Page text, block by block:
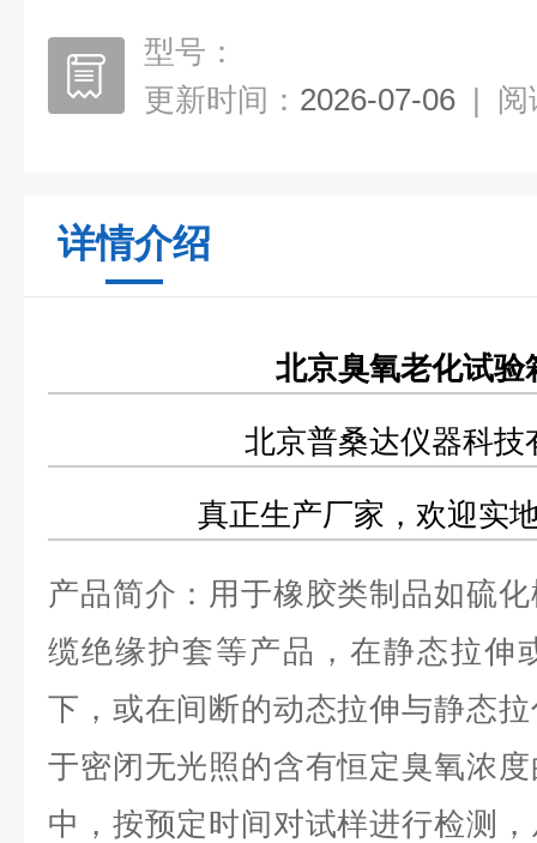
型号：
更新时间： 2026-07-06 | 阅
详情介绍
北京臭氧老化试验
北京普桑达仪器科技
真正生产厂家，欢迎实
产品简介：用于橡胶类制品如硫
缆绝缘护套等产品，在静态拉伸
下，或在间断的动态拉伸与静态
于密闭无光照的含有恒定臭氧浓
中，按预定时间对试样进行检测